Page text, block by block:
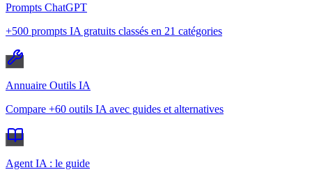
Prompts ChatGPT
+500 prompts IA gratuits classés en 21 catégories
Annuaire Outils IA
Compare +60 outils IA avec guides et alternatives
Agent IA : le guide